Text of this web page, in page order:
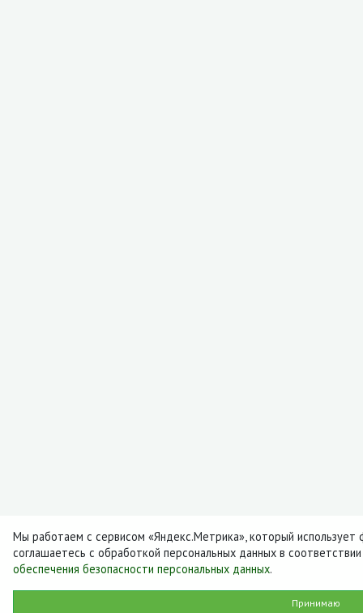
Мы работаем с сервисом «Яндекс.Метрика», который использует
соглашаетесь с обработкой персональных данных в
обеспечения безопасности персональных данных.
Принимаю